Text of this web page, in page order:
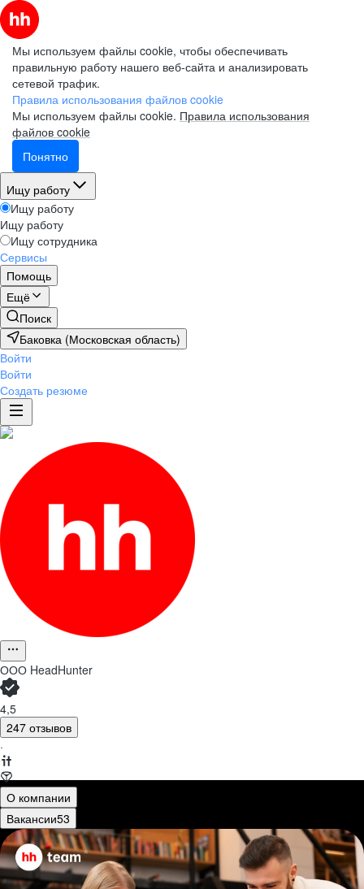
Мы используем файлы cookie, чтобы обеспечивать
правильную работу нашего веб-сайта и анализировать
сетевой трафик.
Правила использования файлов cookie
Мы используем файлы cookie. Правила использования
файлов cookie
Понятно
Ищу работу
Ищу работу
Ищу работу
Ищу сотрудника
Сервисы
Помощь
Ещё
Поиск
Баковка (Московская область)
Войти
Войти
Создать резюме
ООО HeadHunter
4,5
247 отзывов
·
О компании
Вакансии53